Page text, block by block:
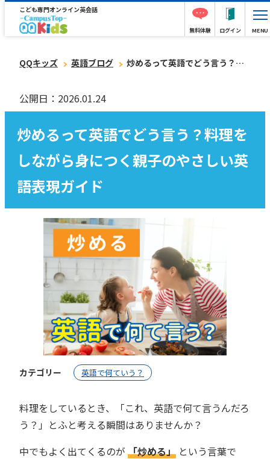
こども専門オンライン英会話
無料体験 ログイン MENU
QQキッズ 英語ブログ 炒めるって英語でどう言う？料理をしながら身につく親子のやさしい英語表現ガイド
公開日：2026.01.24
炒めるって英語でどう言う？料理を
しながら身につく親子のやさしい英
語表現ガイド
カテゴリー 英語で何ていう？
料理をしているとき、「これ、英語で何て言うんだろ
う？」とふと考える瞬間はありませんか？
中でもよく出てくるのが 「炒める」 という言葉で